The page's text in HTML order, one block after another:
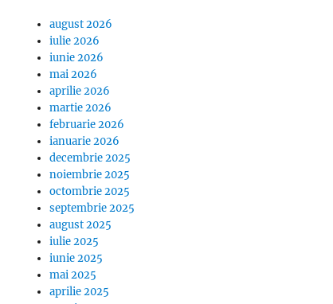
august 2026
iulie 2026
iunie 2026
mai 2026
aprilie 2026
martie 2026
februarie 2026
ianuarie 2026
decembrie 2025
noiembrie 2025
octombrie 2025
septembrie 2025
august 2025
iulie 2025
iunie 2025
mai 2025
aprilie 2025